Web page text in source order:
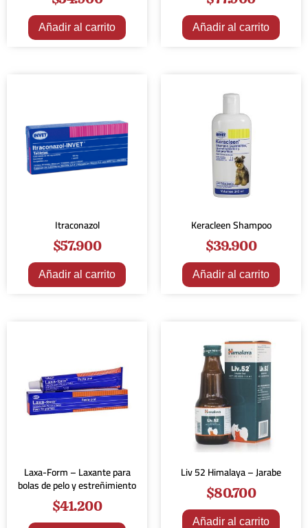
Añadir al carrito Añadir al carrito
Itraconazol
$57.900
Añadir al carrito
Keracleen Shampoo
$39.900
Añadir al carrito
Laxa-Form – Laxante para
bolas de pelo y estreñimiento
$41.200
Liv 52 Himalaya – Jarabe
$80.700
Añadir al carrito